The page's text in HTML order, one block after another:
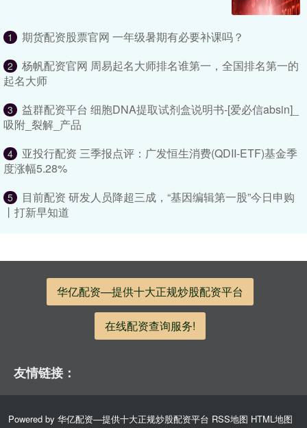
1 期货配资股票官网 一年级暑期有必要补课吗？
2
杨帆配资官网 周易起名大师排名谁第一，全国排名第一的
起名大师
3
益群配资平台 细胞DNA提取试剂盒说明书-[爱必信absin]_
吸附_裂解_产品
4
亚投行配资 三季报点评：广发恒生消费(QDII-ETF)基金季
度涨幅5.28%
5
目前配资 研发人员降超三成，“基因编辑第一股”今日申购
丨打新早知道
华亿配资—提供十大正规炒股配资平台
在线配资查询服务!
友情链接：
Powered by 华亿配资—提供十大正规炒股配资平台 RSS地图 HTML地图